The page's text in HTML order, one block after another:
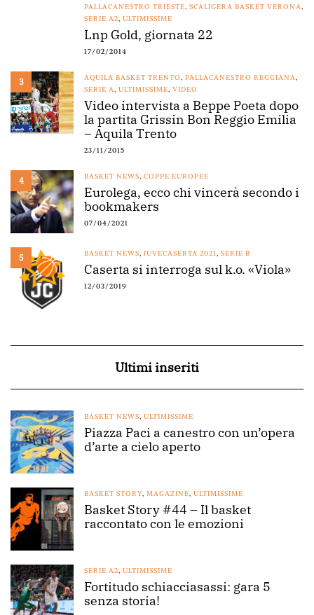
PALLACANESTRO TRIESTE, SCALIGERA BASKET VERONA,
SERIE A2, ULTIMISSIME
Lnp Gold, giornata 22
17/02/2014
3 AQUILA BASKET TRENTO, PALLACANESTRO REGGIANA,
SERIE A, ULTIMISSIME, VIDEO
Video intervista a Beppe Poeta dopo
la partita Grissin Bon Reggio Emilia
– Aquila Trento
23/11/2015
4 BASKET NEWS, COPPE EUROPEE
Eurolega, ecco chi vincerà secondo i
bookmakers
07/04/2021
5 BASKET NEWS, JUVECASERTA 2021, SERIE B
Caserta si interroga sul k.o. «Viola»
12/03/2019
Ultimi inseriti
BASKET NEWS, ULTIMISSIME
Piazza Paci a canestro con un’opera
d’arte a cielo aperto
BASKET STORY, MAGAZINE, ULTIMISSIME
Basket Story #44 – Il basket
raccontato con le emozioni
SERIE A2, ULTIMISSIME
Fortitudo schiacciasassi: gara 5
senza storia!